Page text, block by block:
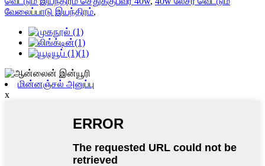
வேலைப்பாடு இயந்திரம்,
மின்னஞ்சல் அனுப்பு
x